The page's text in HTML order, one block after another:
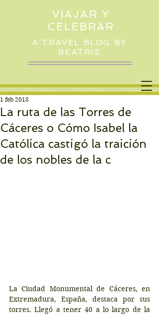
VIAJAR Y
CELEBRAR
A TRAVEL BLOG BY
BEATRIZ
La ruta de las Torres de
Cáceres o Cómo Isabel la
Católica castigó la traición
de los nobles de la c
1 feb 2018
La Ciudad Monumental de Cáceres, en
Extremadura, España, destaca por sus
torres. Llegó a tener 40 a lo largo de la